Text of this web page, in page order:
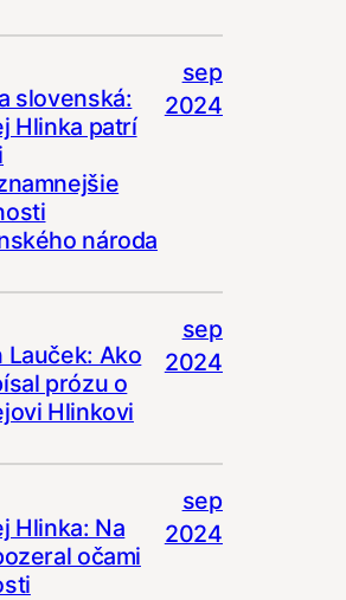
slovenská:
Hlinka patrí
národa
sep
2024
Lauček: Ako
prózu o
Hlinkovi
sep
2024
Hlinka: Na
očami
sep
2024